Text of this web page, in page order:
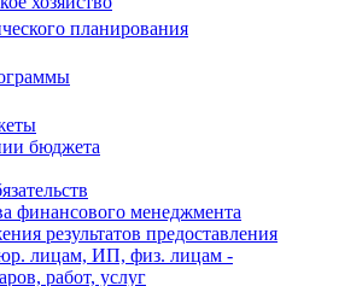
планирования
бюджета
финансового менеджмента
результатов предоставления
лицам, ИП, физ. лицам -
работ, услуг